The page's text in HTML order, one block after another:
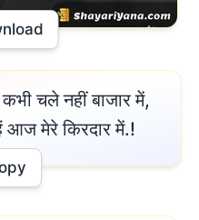
आज मेरे किरदार में.!